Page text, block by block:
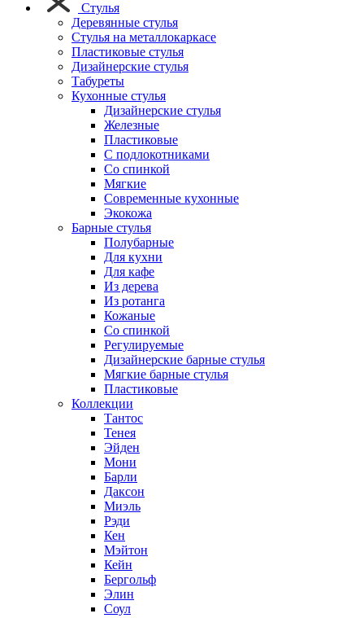
Стулья
Деревянные стулья
Стулья на металлокаркасе
Пластиковые стулья
Дизайнерские стулья
Табуреты
Кухонные стулья
Дизайнерские стулья
Железные
Пластиковые
С подлокотниками
Со спинкой
Мягкие
Современные кухонные
Экокожа
Барные стулья
Полубарные
Для кухни
Для кафе
Из дерева
Из ротанга
Кожаные
Со спинкой
Регулируемые
Дизайнерские барные стулья
Мягкие барные стулья
Пластиковые
Коллекции
Тантос
Тенея
Эйден
Мони
Барли
Даксон
Миэль
Рэди
Кен
Мэйтон
Кейн
Бергольф
Элин
Соул